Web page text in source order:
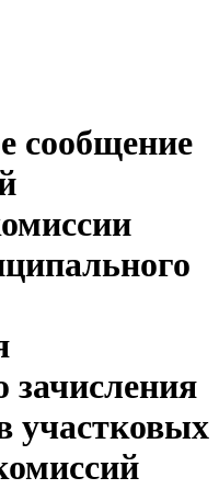
сообщение
зачисления
участковых